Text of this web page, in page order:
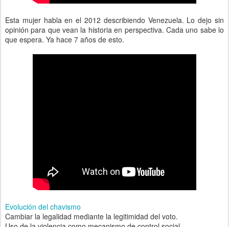
Esta mujer habla en el 2012 describiendo Venezuela. Lo dejo sin
opinión para que vean la historia en perspectiva. Cada uno sabe lo
que espera. Ya hace 7 años de esto.
Evolución del chavismo
Cambiar la legalidad mediante la legitimidad del voto.